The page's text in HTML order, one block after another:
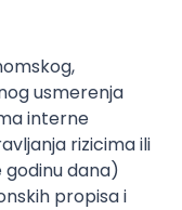
usmerenja
interne
rizicima ili
godinu dana)
propisa i